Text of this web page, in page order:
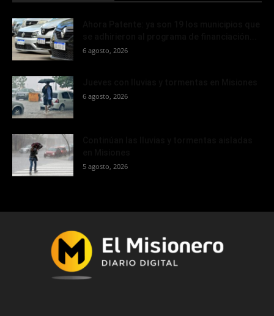
6 agosto, 2026
6 agosto, 2026
5 agosto, 2026